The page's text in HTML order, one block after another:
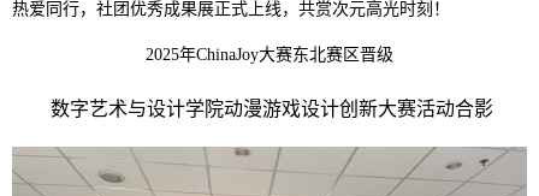
热爱同行，社团优秀成果展正式上线，共赏次元高光时刻！
2025年ChinaJoy大赛东北赛区晋级
数字艺术与设计学院动漫游戏设计创新大赛活动合影